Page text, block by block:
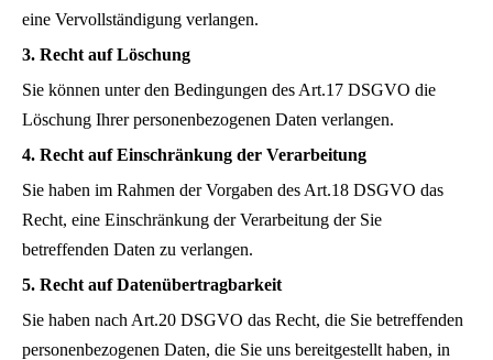
eine Vervollständigung verlangen.
3. Recht auf Löschung
Sie können unter den Bedingungen des Art.17 DSGVO die
Löschung Ihrer personenbezogenen Daten verlangen.
4. Recht auf Einschränkung der Verarbeitung
Sie haben im Rahmen der Vorgaben des Art.18 DSGVO das
Recht, eine Einschränkung der Verarbeitung der Sie
betreffenden Daten zu verlangen.
5. Recht auf Datenübertragbarkeit
Sie haben nach Art.20 DSGVO das Recht, die Sie betreffenden
personenbezogenen Daten, die Sie uns bereitgestellt haben, in